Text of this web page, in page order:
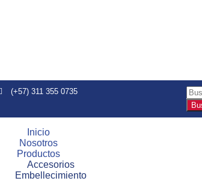
(+57) 311 355 0735
Inicio
Nosotros
Productos
Accesorios
Embellecimiento